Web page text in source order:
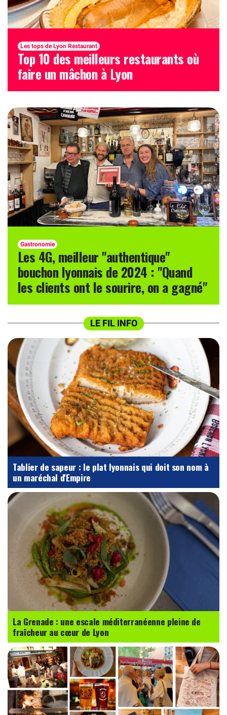
Les tops de Lyon Restaurant
Top 10 des meilleurs restaurants où
faire un mâchon à Lyon
Gastronomie
Les 4G, meilleur "authentique"
bouchon lyonnais de 2024 : "Quand
les clients ont le sourire, on a gagné"
LE FIL INFO
Tablier de sapeur : le plat lyonnais qui doit son nom à
un maréchal d'Empire
La Grenade : une escale méditerranéenne pleine de
fraîcheur au cœur de Lyon